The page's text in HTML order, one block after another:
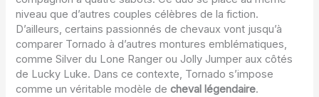
niveau que d’autres couples célèbres de la fiction.
D’ailleurs, certains passionnés de chevaux vont jusqu’à
comparer Tornado à d’autres montures emblématiques,
comme Silver du Lone Ranger ou Jolly Jumper aux côtés
de Lucky Luke. Dans ce contexte, Tornado s’impose
comme un véritable modèle decheval légendaire.